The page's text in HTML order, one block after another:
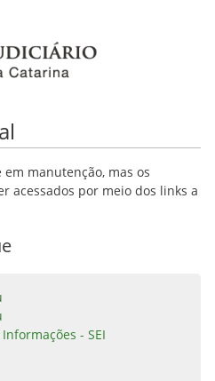
em manutenção, mas os
acessados por meio dos links a
- SEI